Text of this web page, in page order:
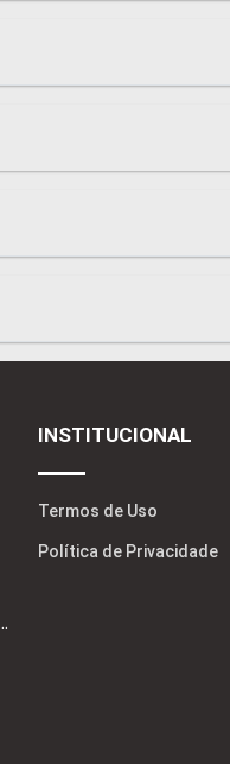
INSTITUCIONAL
Termos de Uso
Política de Privacidade